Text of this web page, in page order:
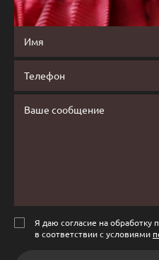
Я даю согласие на обработку
в соответствии с условиями